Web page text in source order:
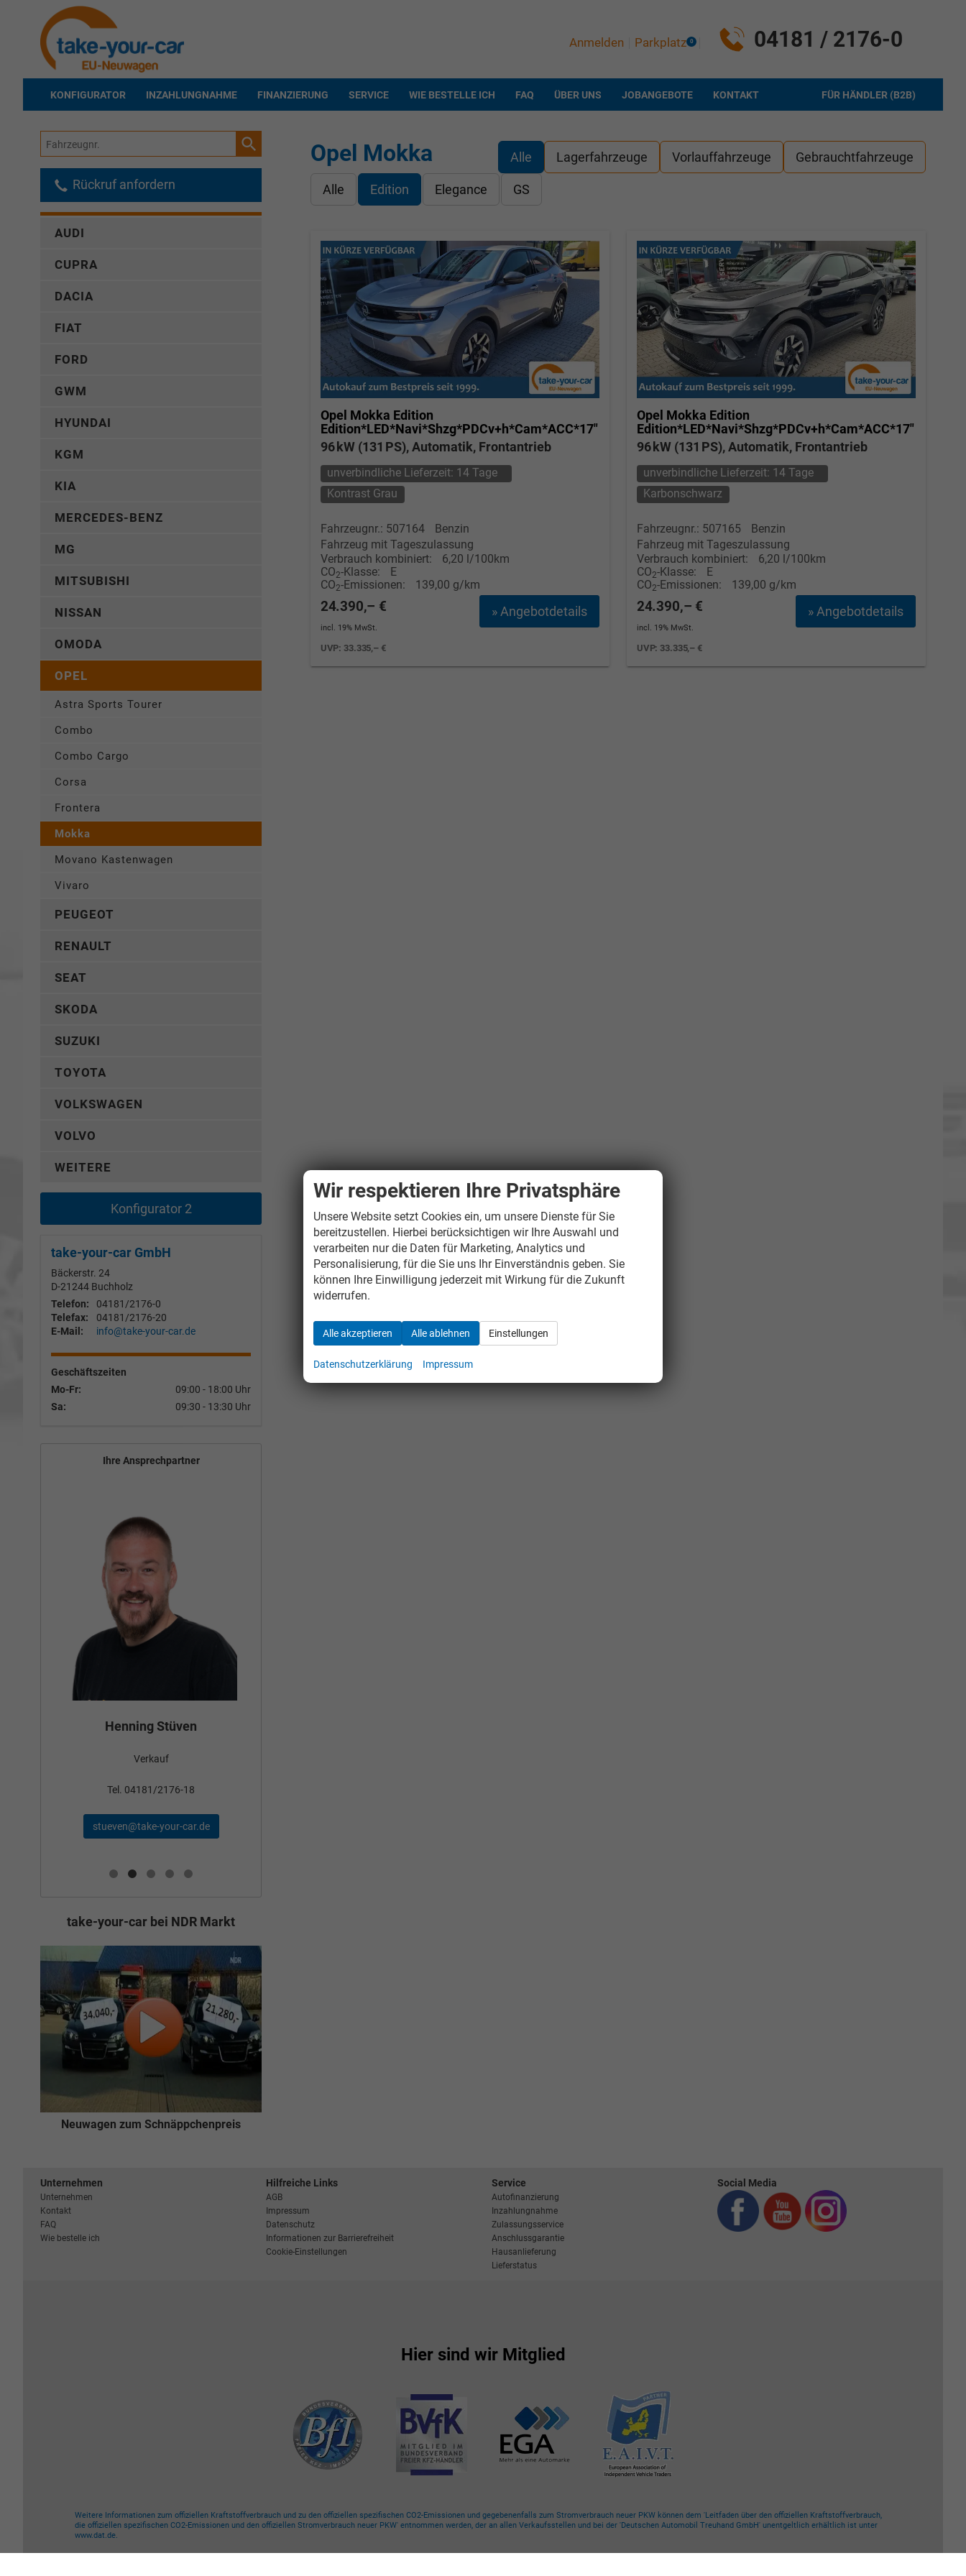
04181 / 2176-0
Anmelden Parkplatz 0
KONFIGURATOR INZAHLUNGNAHME FINANZIERUNG SERVICE WIE BESTELLE ICH FAQ ÜBER UNS JOBANGEBOTE FÜR HÄNDLER (B2B)
KONTAKT
Alle Lagerfahrzeuge Vorlauffahrzeuge Gebrauchtfahrzeuge
Opel Mokka
Alle Edition Elegance GS
Opel Mokka Edition
Edition*LED*Navi*Shzg*PDCv+h*Cam*ACC*17"
96 kW (131 PS), Automatik, Frontantrieb
unverbindliche Lieferzeit: 14 Tage
Kontrast Grau
Fahrzeugnr.: 507164
Benzin
Fahrzeug mit Tageszulassung
Verbrauch kombiniert:
6,20 l/100km
CO2-Klasse:
E
CO2-Emissionen: 139,00 g/km
» Angebotdetails
24.390,– €
incl. 19% MwSt.
UVP: 33.335,– €
Opel Mokka Edition
Edition*LED*Navi*Shzg*PDCv+h*Cam*ACC*17"
96 kW (131 PS), Automatik, Frontantrieb
unverbindliche Lieferzeit: 14 Tage
Karbonschwarz
Fahrzeugnr.: 507165
Benzin
Fahrzeug mit Tageszulassung
Verbrauch kombiniert:
6,20 l/100km
CO2-Klasse:
E
CO2-Emissionen: 139,00 g/km
» Angebotdetails
24.390,– €
incl. 19% MwSt.
UVP: 33.335,– €
Fahrzeugnr.
Rückruf anfordern
AUDI
CUPRA
DACIA
FIAT
FORD
GWM
HYUNDAI
KGM
KIA
MERCEDES-BENZ
MG
MITSUBISHI
NISSAN
OMODA
OPEL
Astra Sports Tourer
Combo
Combo Cargo
Corsa
Frontera
Mokka
Movano Kastenwagen
Vivaro
PEUGEOT
RENAULT
SEAT
SKODA
SUZUKI
TOYOTA
VOLKSWAGEN
VOLVO
WEITERE
Konfigurator 2
take-your-car GmbH
Bäckerstr. 24
D-21244 Buchholz
Telefon:
04181/2176-0
Telefax:
04181/2176-20
E-Mail:
info@take-your-car.de
Geschäftszeiten
Mo-Fr:
09:00 - 18:00 Uhr
Sa:
09:30 - 13:30 Uhr
Ihre Ansprechpartner
Henning Stüven
Verkauf
Tel. 04181/2176-18
stueven@take-your-car.de
take-your-car bei NDR Markt
Neuwagen zum Schnäppchenpreis
Unternehmen
Unternehmen
Kontakt
FAQ
Wie bestelle ich
Hilfreiche Links
AGB
Impressum
Datenschutz
Informationen zur Barrierefreiheit
Cookie-Einstellungen
Service
Autofinanzierung
Inzahlungnahme
Zulassungsservice
Anschlussgarantie
Hausanlieferung
Lieferstatus
Social Media
Hier sind wir Mitglied
Weitere Informationen zum offiziellen Kraftstoffverbrauch und zu den offiziellen spezifischen CO2-Emissionen und gegebenenfalls zum Stromverbrauch neuer PKW können dem 'Leitfaden über den offiziellen Kraftstoffverbrauch,
die offiziellen spezifischen CO2-Emissionen und den offiziellen Stromverbrauch neuer PKW' entnommen werden, der an allen Verkaufsstellen und bei der 'Deutschen Automobil Treuhand GmbH' unentgeltlich erhältlich ist unter
www.dat.de.
Wir respektieren Ihre Privatsphäre
Unsere Website setzt Cookies ein, um unsere Dienste für Sie
bereitzustellen. Hierbei berücksichtigen wir Ihre Auswahl und
verarbeiten nur die Daten für Marketing, Analytics und
Personalisierung, für die Sie uns Ihr Einverständnis geben. Sie
können Ihre Einwilligung jederzeit mit Wirkung für die Zukunft
widerrufen.
Alle akzeptieren Alle ablehnen Einstellungen
Datenschutzerklärung Impressum